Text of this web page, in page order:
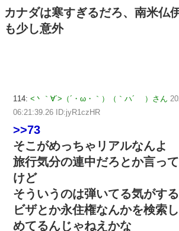
カナダは寒すぎるだろ、南米仏
も少し意外
114: <丶｀∀´>（´・ω・｀）（｀ハ´ ）さん
06:21:39.26 ID:jyR1czHR
>>73
そこがめっちゃリアルなんよ
旅行気分の連中だろとか言っ
けど
そういうのは弾いてる気がする
ビザとか永住権なんかを検索
めてるんじゃねえかな